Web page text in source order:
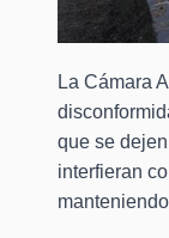
La Cámara
que se
interfieran